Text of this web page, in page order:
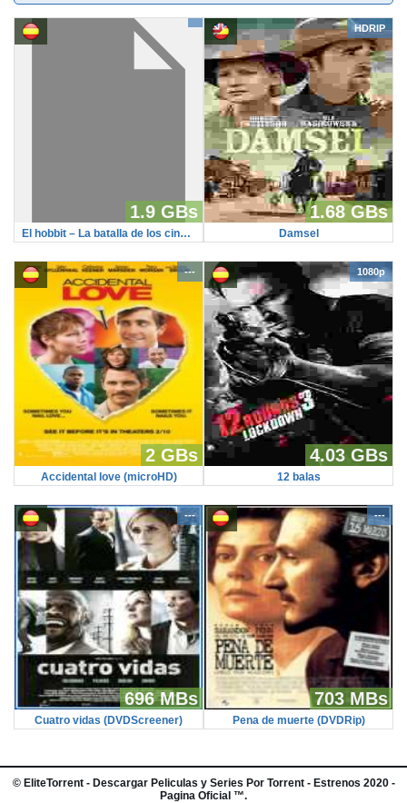
1.9 GBs
El hobbit – La batalla de los cinco ejercitos (DVD-Screener)
HDRIP
1.68 GBs
Damsel
---
2 GBs
Accidental love (microHD)
1080p
4.03 GBs
12 balas
---
696 MBs
Cuatro vidas (DVDScreener)
---
703 MBs
Pena de muerte (DVDRip)
© EliteTorrent- Descargar Peliculas y Series Por Torrent - Estrenos 2020 -
Pagina Oficial ™.